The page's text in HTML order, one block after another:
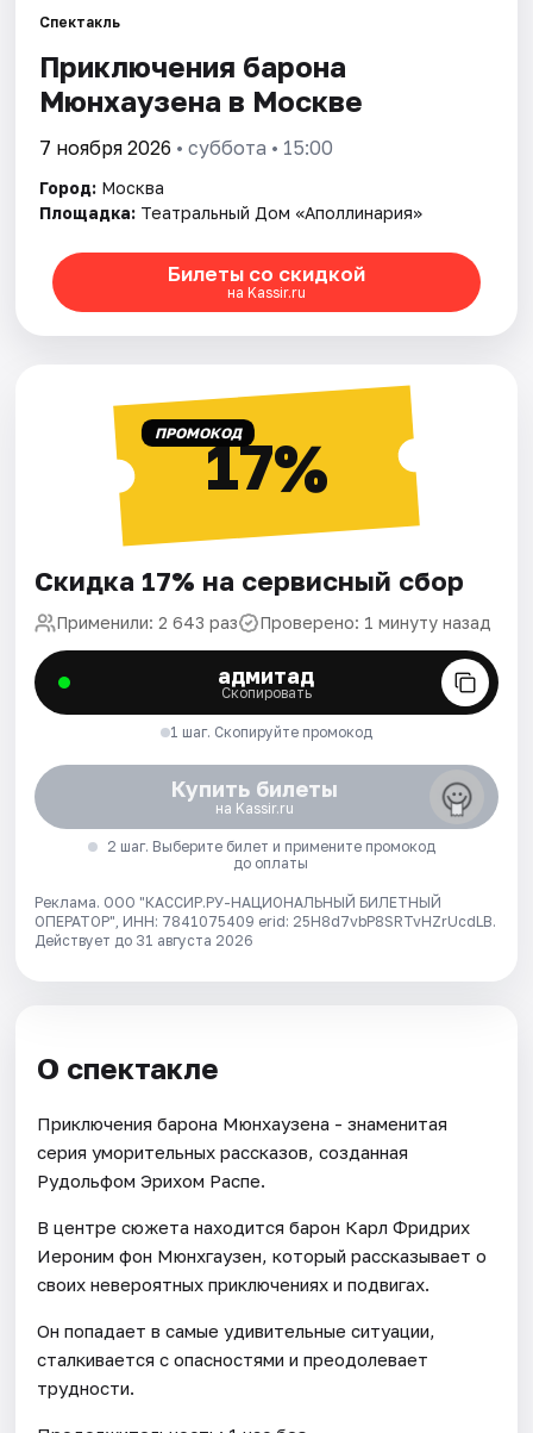
Города
Площадки
Рейтинги
Спектакль
Приключения барона
Мюнхаузена в Москве
7 ноября 2026 • суббота • 15:00
Город: Москва
Площадка: Театральный Дом «Аполлинария»
Билеты со скидкой
на Kassir.ru
ПРОМОКОД17%
Скидка 17% на сервисный сбор
Применили: 2 643 раз Проверено: 1 минуту назад
адмитад
Скопировать
1 шаг. Скопируйте промокод
Купить билеты
на Kassir.ru
2 шаг. Выберите билет и примените промокод
до оплаты
Реклама. ООО "КАССИР.РУ-НАЦИОНАЛЬНЫЙ БИЛЕТНЫЙ
ОПЕРАТОР", ИНН: 7841075409 erid: 25H8d7vbP8SRTvHZrUcdLB.
Действует до 31 августа 2026
О спектакле
Приключения барона Мюнхаузена - знаменитая
серия уморительных рассказов, созданная
Рудольфом Эрихом Распе.
В центре сюжета находится барон Карл Фридрих
Иероним фон Мюнхгаузен, который рассказывает о
своих невероятных приключениях и подвигах.
Он попадает в самые удивительные ситуации,
сталкивается с опасностями и преодолевает
трудности.